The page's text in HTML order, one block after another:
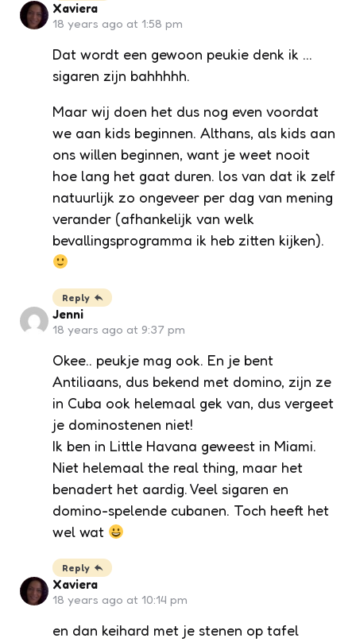
Xaviera
18 years ago at 1:58 pm
Dat wordt een gewoon peukie denk ik …
sigaren zijn bahhhhh.
Maar wij doen het dus nog even voordat
we aan kids beginnen. Althans, als kids aan
ons willen beginnen, want je weet nooit
hoe lang het gaat duren. los van dat ik zelf
natuurlijk zo ongeveer per dag van mening
verander (afhankelijk van welk
bevallingsprogramma ik heb zitten kijken).
Reply
Jenni
18 years ago at 9:37 pm
Okee.. peukje mag ook. En je bent
Antiliaans, dus bekend met domino, zijn ze
in Cuba ook helemaal gek van, dus vergeet
je dominostenen niet!
Ik ben in Little Havana geweest in Miami.
Niet helemaal the real thing, maar het
benadert het aardig. Veel sigaren en
domino-spelende cubanen. Toch heeft het
wel wat
Reply
Xaviera
18 years ago at 10:14 pm
en dan keihard met je stenen op tafel